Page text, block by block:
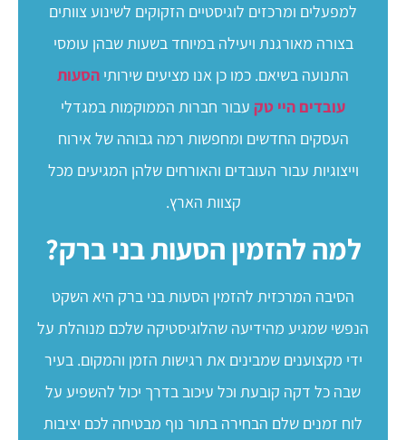
למפעלים ומרכזים לוגיסטיים הזקוקים לשינוע צוותים
בצורה מאורגנת ויעילה במיוחד בשעות שבהן עומסי
התנועה בשיאם. כמו כן אנו מציעים שירותי הסעות
עובדים היי טק עבור חברות הממוקמות במגדלי
העסקים החדשים ומחפשות רמה גבוהה של אירוח
וייצוגיות עבור העובדים והאורחים שלהן המגיעים מכל
קצוות הארץ.
למה להזמין הסעות בני ברק?
הסיבה המרכזית להזמין הסעות בני ברק היא השקט
הנפשי שמגיע מהידיעה שהלוגיסטיקה שלכם מנוהלת על
ידי מקצוענים שמבינים את רגישות הזמן והמקום. בעיר
שבה כל דקה קובעת וכל עיכוב בדרך יכול להשפיע על
לוח זמנים שלם הבחירה בתור נוף מבטיחה לכם יציבות